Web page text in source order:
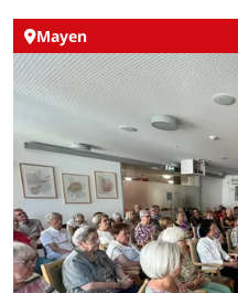
Mayen